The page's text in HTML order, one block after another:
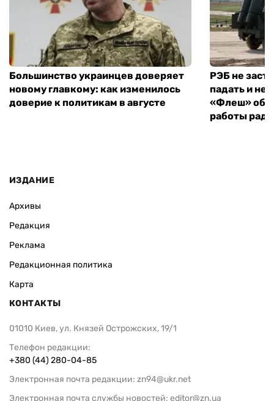
Большинство украинцев доверяет
новому главкому: как изменилось
доверие к политикам в августе
РЭБ не
падать и не
«Флеш»
работы
ИЗДАНИЕ
Архивы
Редакция
Реклама
Редакционная политика
Карта
КОНТАКТЫ
01010 Киев, ул. Князей Острожских, 19/1
Телефон редакции:
+380 (44) 280-04-85
Электронная почта редакции: zn94@ukr.net
Электронная почта службы новостей: editor@zn.ua